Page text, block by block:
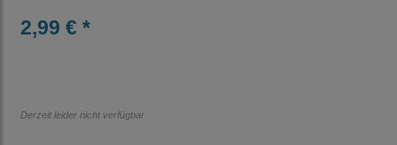
2,99 € *
Derzeit leider nicht verfügbar